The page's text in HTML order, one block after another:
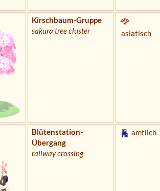
Kirschbaum-Gruppe
sakura tree cluster
asiatisch
Blütenstation-
Übergang
railway crossing
amtlich